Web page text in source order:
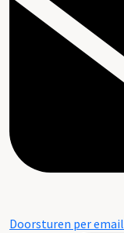
Doorsturen per email